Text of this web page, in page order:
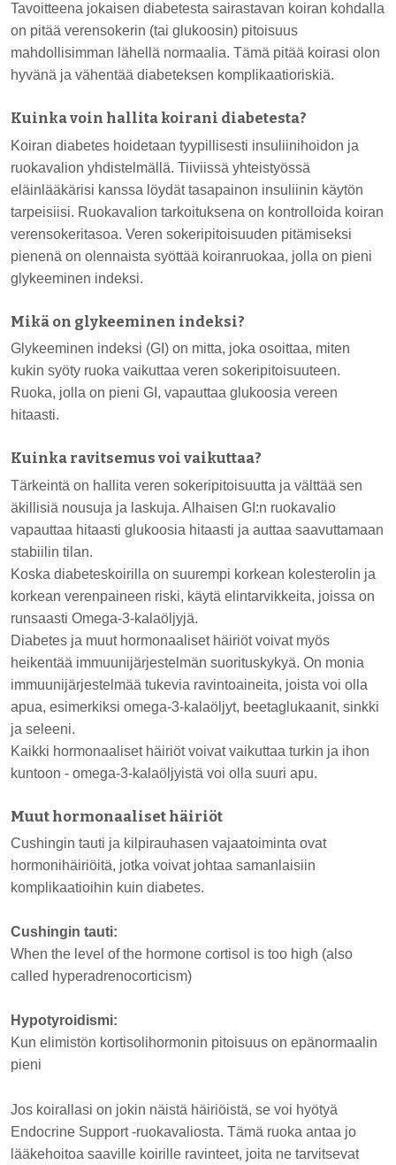
Tavoitteena jokaisen diabetesta sairastavan koiran kohdalla
on pitää verensokerin (tai glukoosin) pitoisuus
mahdollisimman lähellä normaalia. Tämä pitää koirasi olon
hyvänä ja vähentää diabeteksen komplikaatioriskiä.
Kuinka voin hallita koirani diabetesta?
Koiran diabetes hoidetaan tyypillisesti insuliinihoidon ja
ruokavalion yhdistelmällä. Tiiviissä yhteistyössä
eläinlääkärisi kanssa löydät tasapainon insuliinin käytön
tarpeisiisi. Ruokavalion tarkoituksena on kontrolloida koiran
verensokeritasoa. Veren sokeripitoisuuden pitämiseksi
pienenä on olennaista syöttää koiranruokaa, jolla on pieni
glykeeminen indeksi.
Mikä on glykeeminen indeksi?
Glykeeminen indeksi (GI) on mitta, joka osoittaa, miten
kukin syöty ruoka vaikuttaa veren sokeripitoisuuteen.
Ruoka, jolla on pieni GI, vapauttaa glukoosia vereen
hitaasti.
Kuinka ravitsemus voi vaikuttaa?
Tärkeintä on hallita veren sokeripitoisuutta ja välttää sen
äkillisiä nousuja ja laskuja. Alhaisen GI:n ruokavalio
vapauttaa hitaasti glukoosia hitaasti ja auttaa saavuttamaan
stabiilin tilan.
Koska diabeteskoirilla on suurempi korkean kolesterolin ja
korkean verenpaineen riski, käytä elintarvikkeita, joissa on
runsaasti Omega-3-kalaöljyjä.
Diabetes ja muut hormonaaliset häiriöt voivat myös
heikentää immuunijärjestelmän suorituskykyä. On monia
immuunijärjestelmää tukevia ravintoaineita, joista voi olla
apua, esimerkiksi omega-3-kalaöljyt, beetaglukaanit, sinkki
ja seleeni.
Kaikki hormonaaliset häiriöt voivat vaikuttaa turkin ja ihon
kuntoon - omega-3-kalaöljyistä voi olla suuri apu.
Muut hormonaaliset häiriöt
Cushingin tauti ja kilpirauhasen vajaatoiminta ovat
hormonihäiriöitä, jotka voivat johtaa samanlaisiin
komplikaatioihin kuin diabetes.
Cushingin tauti:
When the level of the hormone cortisol is too high (also
called hyperadrenocorticism)
Hypotyroidismi:
Kun elimistön kortisolihormonin pitoisuus on epänormaalin
pieni
Jos koirallasi on jokin näistä häiriöistä, se voi hyötyä
Endocrine Support -ruokavaliosta. Tämä ruoka antaa jo
lääkehoitoa saaville koirille ravinteet, joita ne tarvitsevat